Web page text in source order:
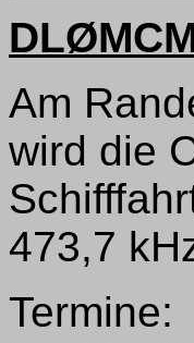
Am
wird die
473,7
Termine: